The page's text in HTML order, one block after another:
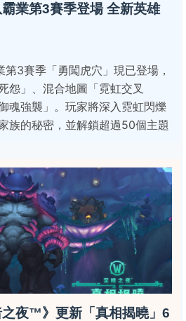
業第3賽季登場 全新英雄
第3賽季「勇闖虎穴」現已登場，
怨」、混合地圖「霓虹交叉
魂強襲」。玩家將深入霓虹閃爍
族的秘密，並解鎖超過50個主題
之夜™》更新「真相揭曉」6